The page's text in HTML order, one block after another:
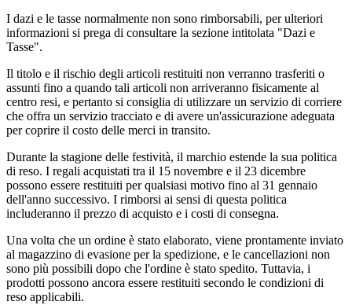
I dazi e le tasse normalmente non sono rimborsabili, per ulteriori
informazioni si prega di consultare la sezione intitolata "Dazi e
Tasse".
Il titolo e il rischio degli articoli restituiti non verranno trasferiti o
assunti fino a quando tali articoli non arriveranno fisicamente al
centro resi, e pertanto si consiglia di utilizzare un servizio di corriere
che offra un servizio tracciato e di avere un'assicurazione adeguata
per coprire il costo delle merci in transito.
Durante la stagione delle festività, il marchio estende la sua politica
di reso. I regali acquistati tra il 15 novembre e il 23 dicembre
possono essere restituiti per qualsiasi motivo fino al 31 gennaio
dell'anno successivo. I rimborsi ai sensi di questa politica
includeranno il prezzo di acquisto e i costi di consegna.
Una volta che un ordine è stato elaborato, viene prontamente inviato
al magazzino di evasione per la spedizione, e le cancellazioni non
sono più possibili dopo che l'ordine è stato spedito. Tuttavia, i
prodotti possono ancora essere restituiti secondo le condizioni di
reso applicabili.